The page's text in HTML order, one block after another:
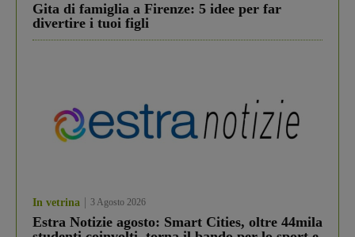
Gita di famiglia a Firenze: 5 idee per far
divertire i tuoi figli
In vetrina 3 Agosto 2026
Estra Notizie agosto: Smart Cities, oltre 44mila